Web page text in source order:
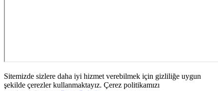
Sitemizde sizlere daha iyi hizmet verebilmek için gizliliğe uygun
şekilde çerezler kullanmaktayız. Çerez politikamızı